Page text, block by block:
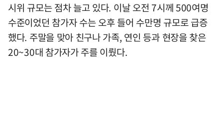
시위 규모는 점차 늘고 있다. 이날 오전 7시께 500여명
수준이었던 참가자 수는 오후 들어 수만명 규모로 급증
했다. 주말을 맞아 친구나 가족, 연인 등과 현장을 찾은
20~30대 참가자가 주를 이뤘다.